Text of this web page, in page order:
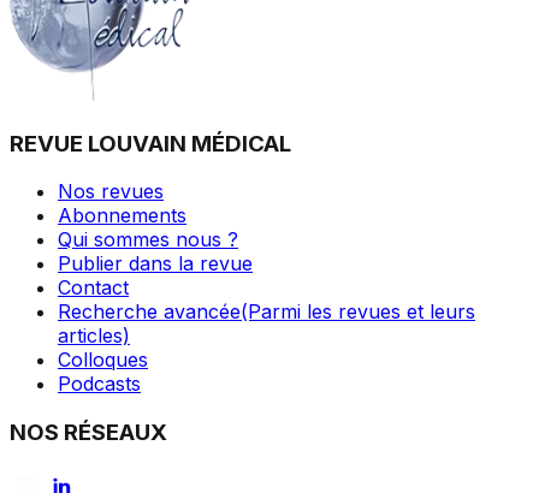
REVUE LOUVAIN MÉDICAL
Nos revues
Abonnements
Qui sommes nous ?
Publier dans la revue
Contact
Recherche avancée(Parmi les revues et leurs
articles)
Colloques
Podcasts
NOS RÉSEAUX